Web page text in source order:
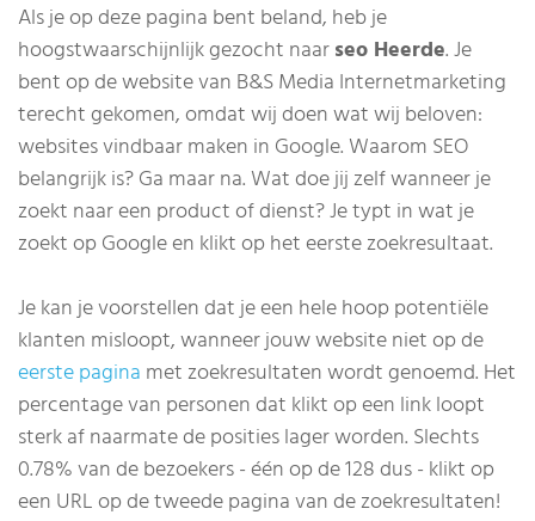
Als je op deze pagina bent beland, heb je
hoogstwaarschijnlijk gezocht naarseo Heerde. Je
bent op de website van B&S Media Internetmarketing
terecht gekomen, omdat wij doen wat wij beloven:
websites vindbaar maken in Google. Waarom SEO
belangrijk is? Ga maar na. Wat doe jij zelf wanneer je
zoekt naar een product of dienst? Je typt in wat je
zoekt op Google en klikt op het eerste zoekresultaat.
Je kan je voorstellen dat je een hele hoop potentiële
klanten misloopt, wanneer jouw website niet op de
eerste pagina met zoekresultaten wordt genoemd. Het
percentage van personen dat klikt op een link loopt
sterk af naarmate de posities lager worden. Slechts
0.78% van de bezoekers - één op de 128 dus - klikt op
een URL op de tweede pagina van de zoekresultaten!